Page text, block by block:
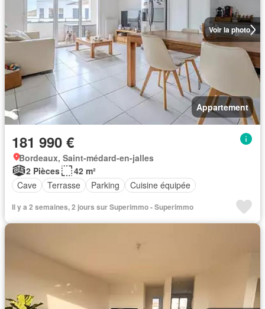
Voir la photo
Appartement
181 990 €
Bordeaux, Saint-médard-en-jalles
2 Pièces
42 m²
Cave
Terrasse Parking Cuisine équipée
Il y a 2 semaines, 2 jours sur Superimmo - Superimmo